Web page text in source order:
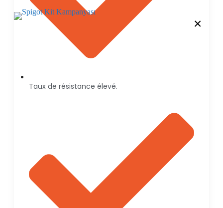
Taux de résistance élevé.
×